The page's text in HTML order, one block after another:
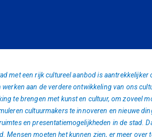
met een rijk cultureel aanbod is
werken aan de verdere ontwikkeling van ons
te brengen met kunst en cultuur, om zoveel
cultuurmakers te innoveren en nieuwe
en presentatiemogelijkheden in de stad.
Mensen moeten het kunnen zien, er meer over